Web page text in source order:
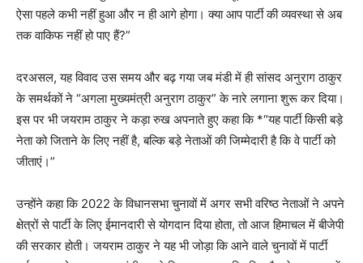
ऐसा पहले कभी नहीं हुआ और न ही आगे होगा। क्या आप पार्टी की व्यवस्था से अब
तक वाकिफ नहीं हो पाए हैं?”
दरअसल, यह विवाद उस समय और बढ़ गया जब मंडी में ही सांसद अनुराग ठाकुर
के समर्थकों ने “अगला मुख्यमंत्री अनुराग ठाकुर” के नारे लगाना शुरू कर दिया।
इस पर भी जयराम ठाकुर ने कड़ा रुख अपनाते हुए कहा कि *“यह पार्टी किसी बड़े
नेता को जिताने के लिए नहीं है, बल्कि बड़े नेताओं की जिम्मेदारी है कि वे पार्टी को
जीताएं।”
उन्होंने कहा कि 2022 के विधानसभा चुनावों में अगर सभी वरिष्ठ नेताओं ने अपने
क्षेत्रों से पार्टी के लिए ईमानदारी से योगदान दिया होता, तो आज हिमाचल में बीजेपी
की सरकार होती। जयराम ठाकुर ने यह भी जोड़ा कि आने वाले चुनावों में पार्टी